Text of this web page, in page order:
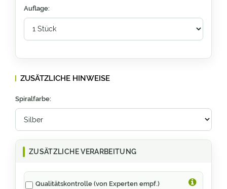
Auflage:
ZUSÄTZLICHE HINWEISE
Spiralfarbe:
ZUSÄTZLICHE VERARBEITUNG
Qualitätskontrolle (von Experten empf.)